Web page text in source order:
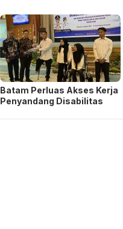
Batam Perluas Akses Kerja
Penyandang Disabilitas